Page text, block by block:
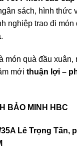
sách, hình thức
nghiệp trao đi món
món quà đầu xuân,
mới thuận lợi –
BẢO MINH HBC
Lê Trọng Tấn,